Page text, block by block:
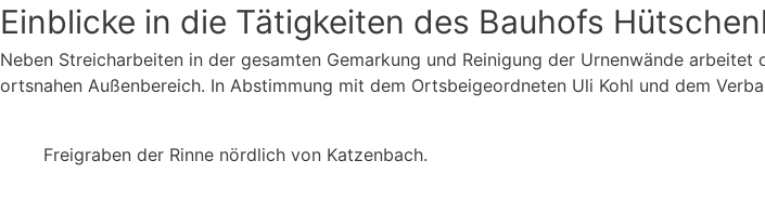
Einblicke in die Tätigkeiten des Bauhofs
Neben Streicharbeiten in der gesamten Gemarkung und Reinigung der Urnenwände
ortsnahen Außenbereich. In Abstimmung mit dem Ortsbeigeordneten Uli Kohl und dem
Freigraben der Rinne nördlich von Katzenbach.